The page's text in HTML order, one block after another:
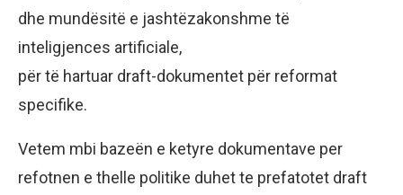
dhe mundësitë e jashtëzakonshme të
inteligjences artificiale,
për të hartuar draft-dokumentet për reformat
specifike.
Vetem mbi bazeën e ketyre dokumentave per
refotnen e thelle politike duhet te prefatotet draft